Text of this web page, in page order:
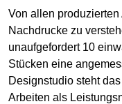
Von allen
Nachdrucke zu
unaufgefordert 10
Stücken eine
Designstudio steht
Arbeiten als